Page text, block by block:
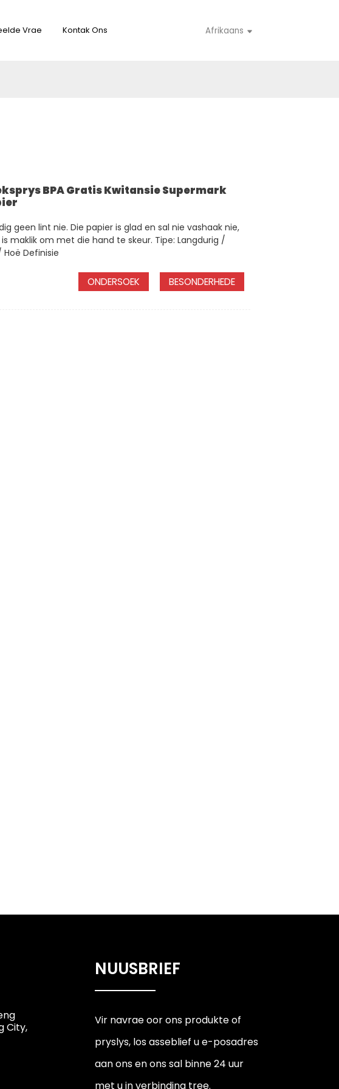
Vrae Kontak Ons Afrikaans
BPA Gratis Kwitansie Supermark
geen lint nie. Die papier is glad en sal nie vashaak nie,
maklik om met die hand te skeur. Tipe: Langdurig /
Definisie
ONDERSOEK BESONDERHEDE
City,
NUUSBRIEF
Vir navrae oor ons produkte of
pryslys, los asseblief u e-posadres
aan ons en ons sal binne 24 uur
met u in verbinding tree.